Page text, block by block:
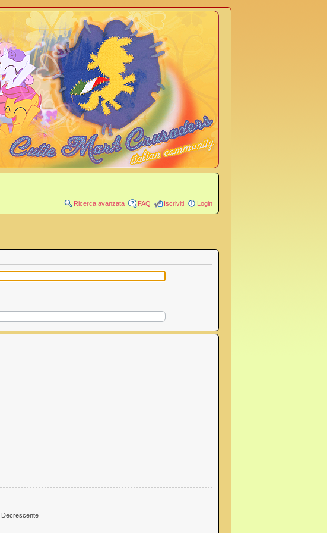
Ricerca avanzata FAQ Iscriviti Login
Decrescente